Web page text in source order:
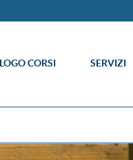
CORSI SERVIZI